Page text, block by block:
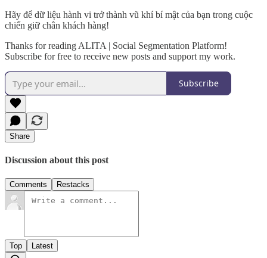
Hãy để dữ liệu hành vi trở thành vũ khí bí mật của bạn trong cuộc
chiến giữ chân khách hàng!
Thanks for reading ALITA | Social Segmentation Platform!
Subscribe for free to receive new posts and support my work.
Subscribe
Share
Discussion about this post
Comments Restacks
Top Latest